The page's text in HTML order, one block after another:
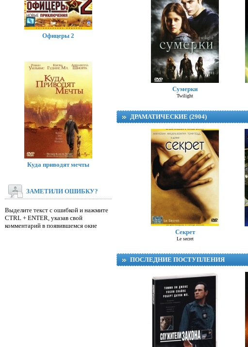
Сумерки
Twilight
ДРАМАТИЧЕСКИЕ (2904)
Секрет
Le secret
ПОСЛЕДНИЕ ПОСТУПЛЕНИЯ
Офицеры 2
Куда приводят мечты
ЗАМЕТИЛИ ОШИБКУ?
Выделите текст с ошибкой и нажмите
CTRL + ENTER, указав свой
комментарий в появившемся окне